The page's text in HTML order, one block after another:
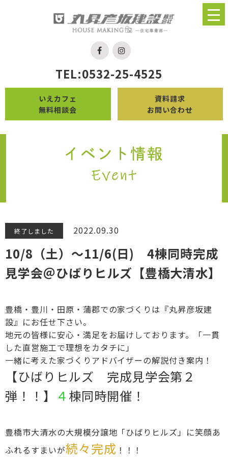
TEL:0532-25-4525
いえカフェ
無料相談会
資料請求
お問い合わせ
終了しました 2022.09.30
10/8（土）～11/6(日) 4棟同時完成
見学会＠ひばりヒルズ【豊橋大清水】
豊橋・豊川・田原・蒲郡での家づくりは『丸昇彦坂建
設』にお任せ下さい。
地元の皆様に安心・満足をお届けしております。「一貫
した直営施工で理想をカタチに」
一緒に考えた家づくりアドバイザーの解説付き案内！
【ひばりヒルズ 完成見学会第２
弾！！】
４ 棟同時開催！
豊橋市大清水の大規模分譲地「ひばりヒルズ」に笑顔あ
ふれるすまいが続々完成 ！！！